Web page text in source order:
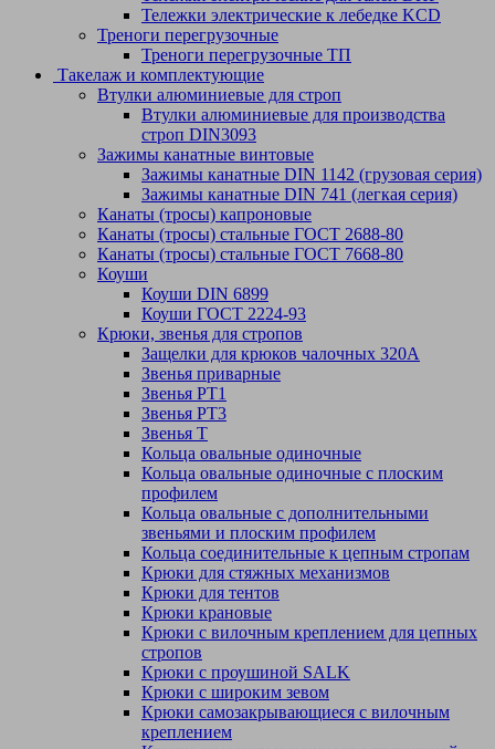
Тележки электрические к лебедке KCD
Треноги перегрузочные
Треноги перегрузочные ТП
Такелаж и комплектующие
Втулки алюминиевые для строп
Втулки алюминиевые для производства
строп DIN3093
Зажимы канатные винтовые
Зажимы канатные DIN 1142 (грузовая серия)
Зажимы канатные DIN 741 (легкая серия)
Канаты (тросы) капроновые
Канаты (тросы) стальные ГОСТ 2688-80
Канаты (тросы) стальные ГОСТ 7668-80
Коуши
Коуши DIN 6899
Коуши ГОСТ 2224-93
Крюки, звенья для стропов
Защелки для крюков чалочных 320А
Звенья приварные
Звенья РТ1
Звенья РТ3
Звенья Т
Кольца овальные одиночные
Кольца овальные одиночные c плоским
профилем
Кольца овальные с дополнительными
звеньями и плоским профилем
Кольца соединительные к цепным стропам
Крюки для стяжных механизмов
Крюки для тентов
Крюки крановые
Крюки с вилочным креплением для цепных
стропов
Крюки с проушиной SALK
Крюки с широким зевом
Крюки самозакрывающиеся с вилочным
креплением